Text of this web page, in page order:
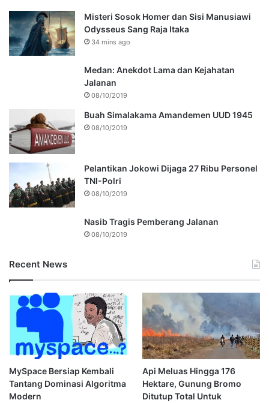
Misteri Sosok Homer dan Sisi Manusiawi
Odysseus Sang Raja Itaka
34 mins ago
Medan: Anekdot Lama dan Kejahatan
Jalanan
08/10/2019
Buah Simalakama Amandemen UUD 1945
08/10/2019
Pelantikan Jokowi Dijaga 27 Ribu Personel
TNI-Polri
08/10/2019
Nasib Tragis Pemberang Jalanan
08/10/2019
Recent News
MySpace Bersiap Kembali
Tantang Dominasi Algoritma
Modern
Api Meluas Hingga 176
Hektare, Gunung Bromo
Ditutup Total Untuk